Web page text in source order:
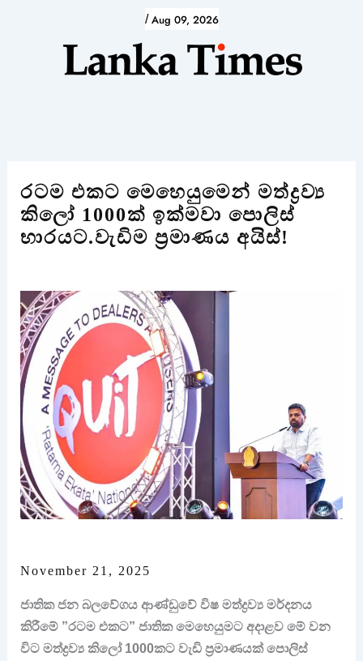
/ Aug 09, 2026
රටම එකට මෙහෙයුමෙන් මත්ද්‍රව්‍ය
කිලෝ 1000ක් ඉක්මවා පොලිස්
භාරයට.වැඩිම ප්‍රමාණය අයිස්!
November 21, 2025
ජාතික ජන බලවේගය ආණ්ඩුවේ විෂ මත්ද්‍රව්‍ය මර්දනය
කිරීමේ ”රටම එකට” ජාතික මෙහෙයුමට අදාළව මේ වන
විට මත්ද්‍රව්‍ය කිලෝ 1000කට වැඩි ප්‍රමාණයක් පොලිස්